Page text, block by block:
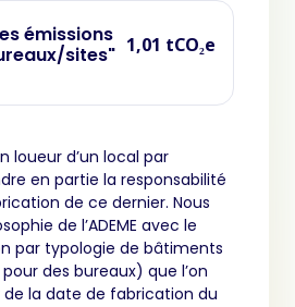
émissions
sites" 1,01 tCO₂e
loueur d’un local par
en partie la responsabilité
de ce dernier. Nous
de l’ADEME avec le
par typologie de bâtiments
des bureaux) que l’on
la date de fabrication du